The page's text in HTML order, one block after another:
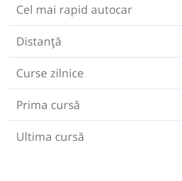
Cel mai rapid autocar
Distanță
Curse zilnice
Prima cursă
Ultima cursă